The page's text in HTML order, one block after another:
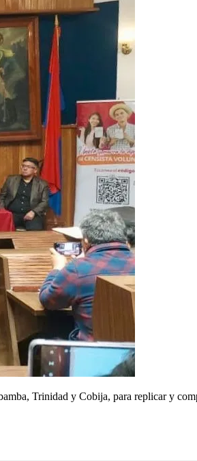
Trinidad y Cobija, para replicar y